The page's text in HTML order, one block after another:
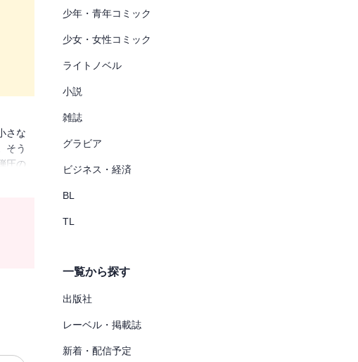
さな
そう
圧の
血
少年・青年コミック
少女・女性コミック
ライトノベル
小説
雑誌
グラビア
ビジネス・経済
BL
TL
一覧から探す
出版社
レーベル・掲載誌
新着・配信予定